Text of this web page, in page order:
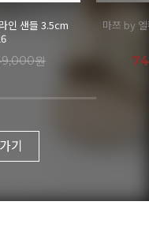
케이지 오픈 슈
원
마쯔 by
기